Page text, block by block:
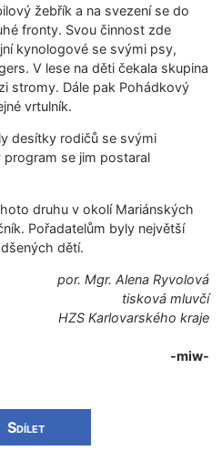
žebřík a na svezení se do
fronty. Svou činnost zde
kynologové se svými psy,
V lese na děti čekala skupina
stromy. Dále pak Pohádkový
vrtulník.
desítky rodičů se svými
se jim postaral
druhu v okolí Mariánských
Pořadatelům byly největší
dětí.
por. Mgr. Alena Ryvolová
tisková mluvčí
HZS Karlovarského kraje
-miw-
Sdílet